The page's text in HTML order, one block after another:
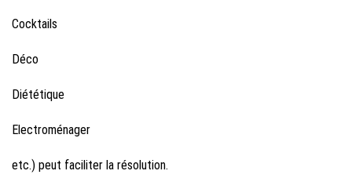
Cocktails
Déco
Diététique
Electroménager
etc.) peut faciliter la résolution.